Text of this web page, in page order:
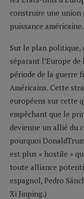
construire une union
puissance américaine.
Sur le plan politique,
séparant l’Europe de
période de la guerre
Américains. Cette
européens sur cette
empêchant que le
devienne un allié du
pourquoi
est plus « hostile »
toute alliance
espagnol, Pedro
Xi Jinping.)